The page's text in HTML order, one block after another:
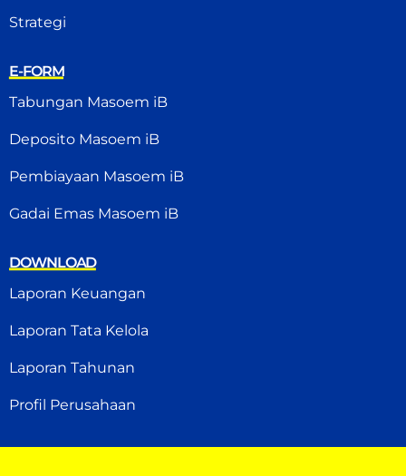
Strategi
E-FORM
Tabungan Masoem iB
Deposito Masoem iB
Pembiayaan Masoem iB
Gadai Emas Masoem iB
DOWNLOAD
Laporan Keuangan
Laporan Tata Kelola
Laporan Tahunan
Profil Perusahaan